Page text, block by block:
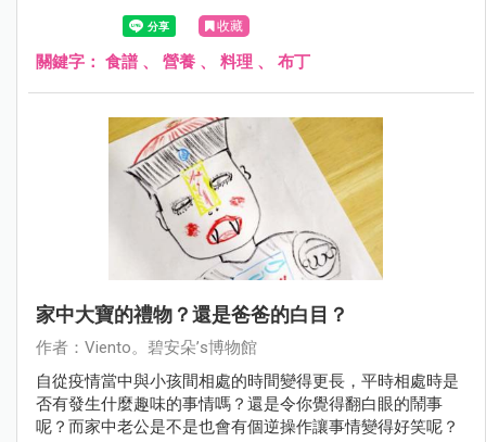
飲食。所以開始在家複製自己喜歡的當地口味，過程中當然
也會將某些口味調整成自己能接受的，尤其是甜點。
收藏
關鍵字： 食譜 、 營養 、 料理 、 布丁
家中大寶的禮物？還是爸爸的白目？
作者：Viento。碧安朵’s博物館
自從疫情當中與小孩間相處的時間變得更長，平時相處時是
否有發生什麼趣味的事情嗎？還是令你覺得翻白眼的鬧事
呢？而家中老公是不是也會有個逆操作讓事情變得好笑呢？